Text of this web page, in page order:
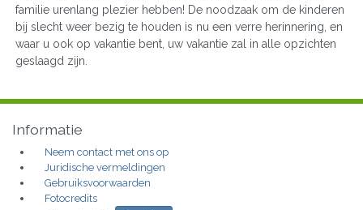
familie urenlang plezier hebben! De noodzaak om de kinderen
bij slecht weer bezig te houden is nu een verre herinnering, en
waar u ook op vakantie bent, uw vakantie zal in alle opzichten
geslaagd zijn.
Informatie
Neem contact met ons op
Juridische vermeldingen
Gebruiksvoorwaarden
Fotocredits